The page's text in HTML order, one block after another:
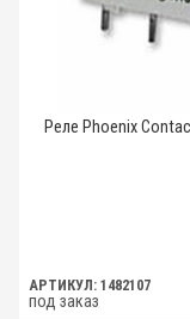
Реле Phoenix
АРТИКУЛ: 1482107
под заказ